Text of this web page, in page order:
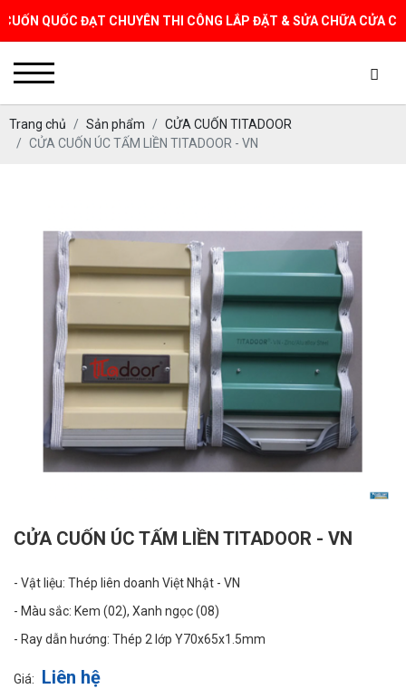
QUỐC ĐẠT CHUYÊN THI CÔNG LẮP ĐẶT & SỬA CHỮA CỬA CUỐN
Trang chủ Sản phẩm
CỬA CUỐN TITADOOR
CỬA CUỐN ÚC TẤM LIỀN TITADOOR - VN
CỬA CUỐN ÚC TẤM LIỀN TITADOOR - VN
- Vật liệu: Thép liên doanh Việt Nhật - VN
- Màu sắc: Kem (02), Xanh ngọc (08)
- Ray dẫn hướng: Thép 2 lớp Y70x65x1.5mm
Giá: Liên hệ